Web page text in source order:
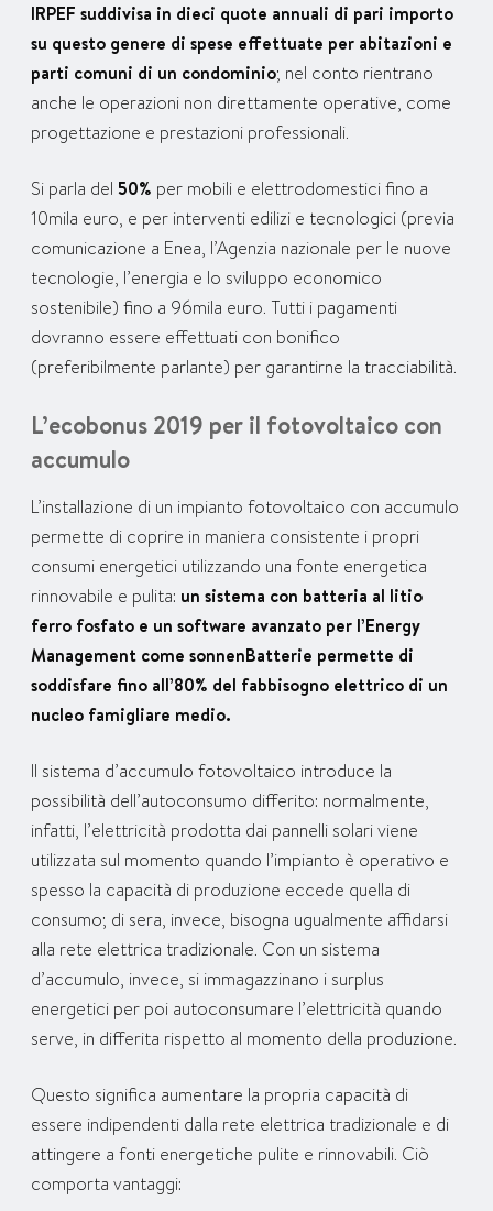
IRPEF suddivisa in dieci quote annuali di pari importo
su questo genere di spese effettuate per abitazioni e
parti comuni di un condominio; nel conto rientrano
anche le operazioni non direttamente operative, come
progettazione e prestazioni professionali.
Si parla del 50% per mobili e elettrodomestici fino a
10mila euro, e per interventi edilizi e tecnologici (previa
comunicazione a Enea, l’Agenzia nazionale per le nuove
tecnologie, l’energia e lo sviluppo economico
sostenibile) fino a 96mila euro. Tutti i pagamenti
dovranno essere effettuati con bonifico
(preferibilmente parlante) per garantirne la tracciabilità.
L’ecobonus 2019 per il fotovoltaico con
accumulo
L’installazione di un impianto fotovoltaico con accumulo
permette di coprire in maniera consistente i propri
consumi energetici utilizzando una fonte energetica
rinnovabile e pulita: un sistema con batteria al litio
ferro fosfato e un software avanzato per l’Energy
Management come sonnenBatterie permette di
soddisfare fino all’80% del fabbisogno elettrico di un
nucleo famigliare medio.
Il sistema d’accumulo fotovoltaico introduce la
possibilità dell’autoconsumo differito: normalmente,
infatti, l’elettricità prodotta dai pannelli solari viene
utilizzata sul momento quando l’impianto è operativo e
spesso la capacità di produzione eccede quella di
consumo; di sera, invece, bisogna ugualmente affidarsi
alla rete elettrica tradizionale. Con un sistema
d’accumulo, invece, si immagazzinano i surplus
energetici per poi autoconsumare l’elettricità quando
serve, in differita rispetto al momento della produzione.
Questo significa aumentare la propria capacità di
essere indipendenti dalla rete elettrica tradizionale e di
attingere a fonti energetiche pulite e rinnovabili. Ciò
comporta vantaggi: